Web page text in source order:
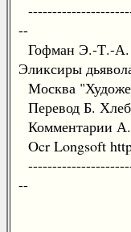
--
Гофман Э.-Т.-А.
Эликсиры
Москва
Перевод Б.
Комментарии
Ocr Longsoft
--